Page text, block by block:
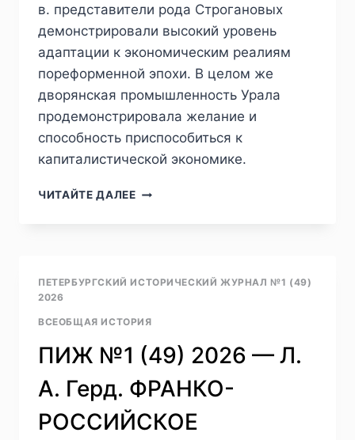
в. представители рода Строгановых
демонстрировали высокий уровень
адаптации к экономическим реалиям
пореформенной эпохи. В целом же
дворянская промышленность Урала
продемонстрировала желание и
способность приспособиться к
капиталистической экономике.
ЧИТАЙТЕ ДАЛЕЕПИЖ
СЕЛЕЗНЕВ,
В.
СТРОГАНОВЫ
ВСЕРОССИЙСКОЙ
ПЕТЕРБУРГСКИЙ ИСТОРИЧЕСКИЙ ЖУРНАЛ №1 (49)
2026
ВСЕОБЩАЯ ИСТОРИЯ
ПИЖ №1 (49) 2026 — Л.
А. Герд. ФРАНКО-
РОССИЙСКОЕ